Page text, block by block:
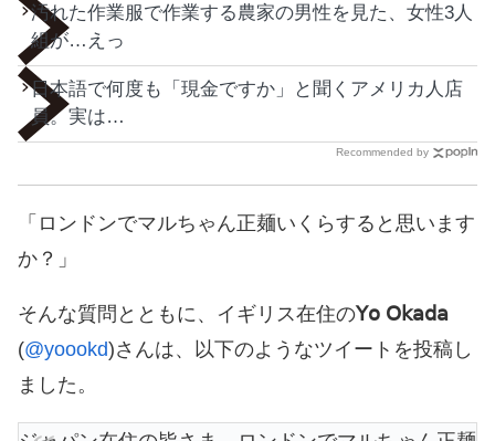
汚れた作業服で作業する農家の男性を見た、女性3人
組が…えっ
日本語で何度も「現金ですか」と聞くアメリカ人店
員。実は…
Recommended by
「ロンドンでマルちゃん正麺いくらすると思います
か？」
そんな質問とともに、イギリス在住の𝖸𝗈 𝖮𝗄𝖺𝖽𝖺
(@yoookd)さんは、以下のようなツイートを投稿し
ました。